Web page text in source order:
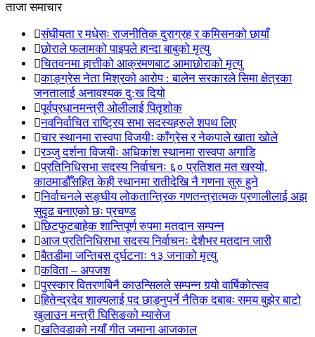
ताजा समाचार
संघीयता र मधेसः राजनीतिक दुराग्रह र कमिसनको छायाँ
छोराले फलामको पाइपले हान्दा बाबुको मृत्यु
चितवनमा हात्तीको आक्रमणबाट आमाछोराको मृत्यु
काङ्ग्रेस नेता मिश्रको आरोप : बालेन सरकारले सिमा क्षेत्रका
जनतालाई अनावश्यक दु:ख दियो
पूर्वप्रधानमन्त्री ओलीलाई पितृशोक
नवनिर्वाचित राष्ट्रिय सभा सदस्यहरुले शपथ लिए
चार स्थानमा रास्वपा विजयीः काँग्रेस र नेकपाले खाता खोले
रञ्जु दर्शना विजयीः अधिकांश स्थानमा रास्वपा अगाडि
प्रतिनिधिसभा सदस्य निर्वाचनः ६० प्रतिशत मत खस्यो,
काठमाडौँसहित केही स्थानमा रातीदेखि नै गणना सुरु हुने
निर्वाचनले सङ्घीय लोकतान्त्रिक गणतन्त्रात्मक प्रणालीलाई अझ
सुदृढ बनाएको छः प्रचण्ड
छिटफुटबाहेक शान्तिपूर्ण रुपमा मतदान सम्पन्न
आज प्रतिनिधिसभा सदस्य निर्वाचनः देशैभर मतदान जारी
बैतडीमा जन्तिबस दुर्घटनाः १३ जनाको मृत्यु
कविता – अपजश
पुरस्कार वितरणबिनै काउन्सिलले सम्पन्न गर्‍यो वार्षिकोत्सव
हितेन्द्रदेव शाक्यलाई पद छाड्नुपर्ने नैतिक दबाबः समय बुझेर बाटो
खुलाउन मन्त्री घिसिङको म्यासेज
खतिवडाको नयाँ गीत जमाना आजकाल